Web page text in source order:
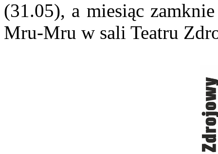
(31.05), a miesiąc
Mru-Mru w sali Teatru